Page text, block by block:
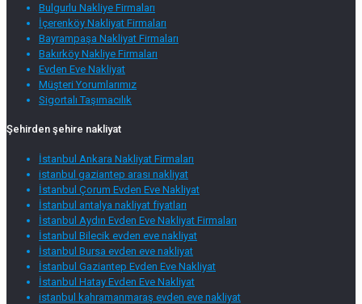
Bulgurlu Nakliye Firmaları
İçerenköy Nakliyat Firmaları
Bayrampaşa Nakliyat Firmaları
Bakırköy Nakliye Firmaları
Evden Eve Nakliyat
Müşteri Yorumlarımız
Sigortalı Taşımacılık
Şehirden şehire nakliyat
İstanbul Ankara Nakliyat Firmaları
istanbul gaziantep arası nakliyat
İstanbul Çorum Evden Eve Nakliyat
İstanbul antalya nakliyat fiyatları
İstanbul Aydın Evden Eve Nakliyat Firmaları
İstanbul Bilecik evden eve nakliyat
İstanbul Bursa evden eve nakliyat
İstanbul Gaziantep Evden Eve Nakliyat
İstanbul Hatay Evden Eve Nakliyat
istanbul kahramanmaraş evden eve nakliyat